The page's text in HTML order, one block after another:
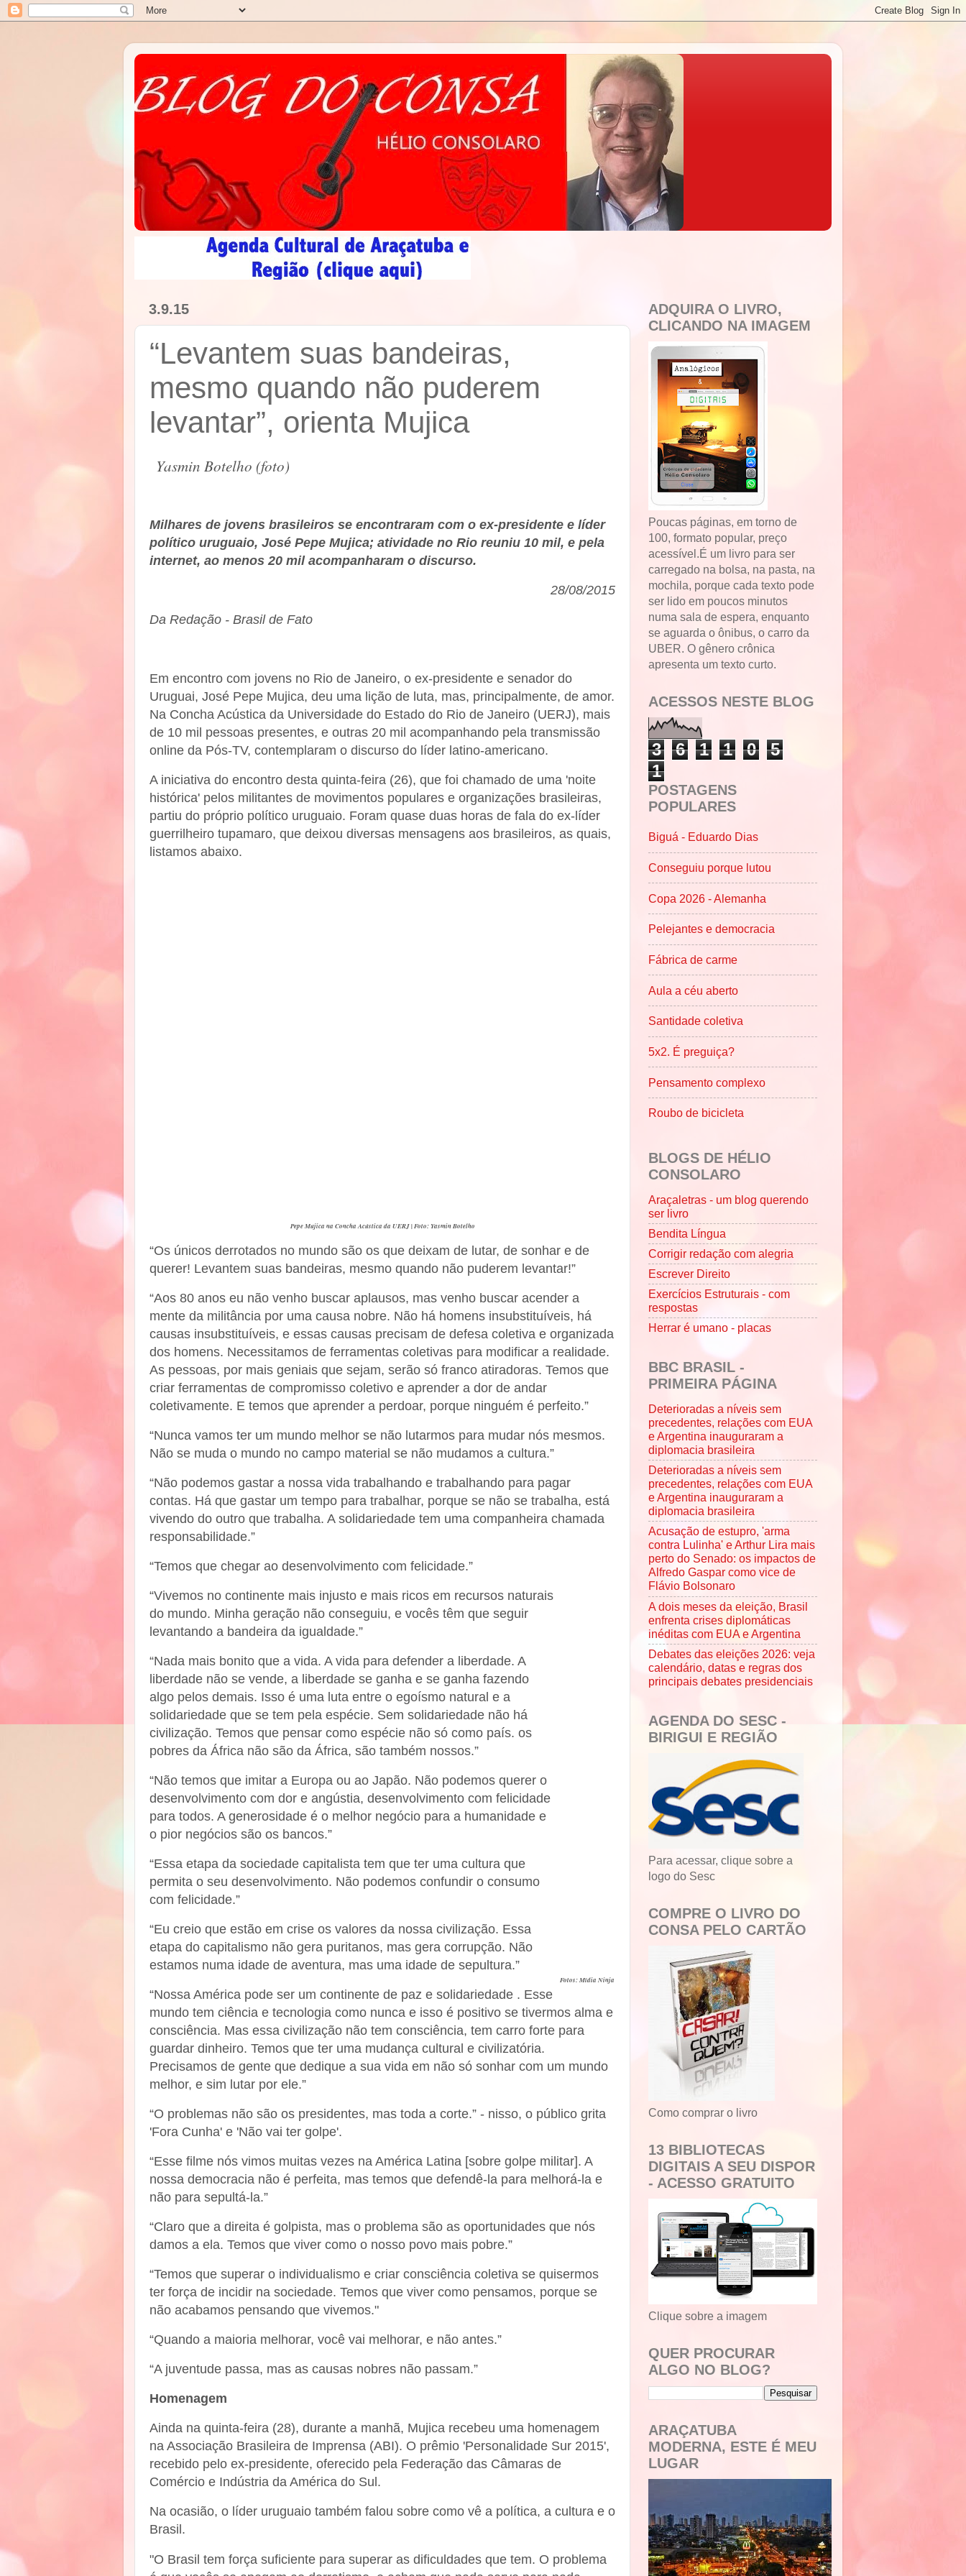
3.9.15
“Levantem suas bandeiras,
mesmo quando não puderem
levantar”, orienta Mujica
Yasmin Botelho (foto)
Milhares de jovens brasileiros se encontraram com o ex-presidente e líder
político uruguaio, José Pepe Mujica; atividade no Rio reuniu 10 mil, e pela
internet, ao menos 20 mil acompanharam o discurso.
28/08/2015
Da Redação - Brasil de Fato
Em encontro com jovens no Rio de Janeiro, o ex-presidente e senador do
Uruguai, José Pepe Mujica, deu uma lição de luta, mas, principalmente, de amor.
Na Concha Acústica da Universidade do Estado do Rio de Janeiro (UERJ), mais
de 10 mil pessoas presentes, e outras 20 mil acompanhando pela transmissão
online da Pós-TV, contemplaram o discurso do líder latino-americano.
A iniciativa do encontro desta quinta-feira (26), que foi chamado de uma 'noite
histórica' pelos militantes de movimentos populares e organizações brasileiras,
partiu do próprio político uruguaio. Foram quase duas horas de fala do ex-líder
guerrilheiro tupamaro, que deixou diversas mensagens aos brasileiros, as quais,
listamos abaixo.
Pepe Mujica na Concha Acústica da UERJ | Foto: Yasmin Botelho
“Os únicos derrotados no mundo são os que deixam de lutar, de sonhar e de
querer! Levantem suas bandeiras, mesmo quando não puderem levantar!”
“Aos 80 anos eu não venho buscar aplausos, mas venho buscar acender a
mente da militância por uma causa nobre. Não há homens insubstituíveis, há
causas insubstituíveis, e essas causas precisam de defesa coletiva e organizada
dos homens. Necessitamos de ferramentas coletivas para modificar a realidade.
As pessoas, por mais geniais que sejam, serão só franco atiradoras. Temos que
criar ferramentas de compromisso coletivo e aprender a dor de andar
coletivamente. E temos que aprender a perdoar, porque ninguém é perfeito.”
“Nunca vamos ter um mundo melhor se não lutarmos para mudar nós mesmos.
Não se muda o mundo no campo material se não mudamos a cultura.”
“Não podemos gastar a nossa vida trabalhando e trabalhando para pagar
contas. Há que gastar um tempo para trabalhar, porque se não se trabalha, está
vivendo do outro que trabalha. A solidariedade tem uma companheira chamada
responsabilidade.”
“Temos que chegar ao desenvolvimento com felicidade.”
Fotos: Mídia Ninja
“Vivemos no continente mais injusto e mais ricos em recursos naturais
do mundo. Minha geração não conseguiu, e vocês têm que seguir
levantando a bandeira da igualdade.”
“Nada mais bonito que a vida. A vida para defender a liberdade. A
liberdade não se vende, a liberdade se ganha e se ganha fazendo
algo pelos demais. Isso é uma luta entre o egoísmo natural e a
solidariedade que se tem pela espécie. Sem solidariedade não há
civilização. Temos que pensar como espécie não só como país. os
pobres da África não são da África, são também nossos.”
“Não temos que imitar a Europa ou ao Japão. Não podemos querer o
desenvolvimento com dor e angústia, desenvolvimento com felicidade
para todos. A generosidade é o melhor negócio para a humanidade e
o pior negócios são os bancos.”
“Essa etapa da sociedade capitalista tem que ter uma cultura que
permita o seu desenvolvimento. Não podemos confundir o consumo
com felicidade.”
“Eu creio que estão em crise os valores da nossa civilização. Essa
etapa do capitalismo não gera puritanos, mas gera corrupção. Não
estamos numa idade de aventura, mas uma idade de sepultura.”
“Nossa América pode ser um continente de paz e solidariedade . Esse
mundo tem ciência e tecnologia como nunca e isso é positivo se tivermos alma e
consciência. Mas essa civilização não tem consciência, tem carro forte para
guardar dinheiro. Temos que ter uma mudança cultural e civilizatória.
Precisamos de gente que dedique a sua vida em não só sonhar com um mundo
melhor, e sim lutar por ele.”
“O problemas não são os presidentes, mas toda a corte.” - nisso, o público grita
'Fora Cunha' e 'Não vai ter golpe'.
“Esse filme nós vimos muitas vezes na América Latina [sobre golpe militar]. A
nossa democracia não é perfeita, mas temos que defendê-la para melhorá-la e
não para sepultá-la.”
“Claro que a direita é golpista, mas o problema são as oportunidades que nós
damos a ela. Temos que viver como o nosso povo mais pobre.”
“Temos que superar o individualismo e criar consciência coletiva se quisermos
ter força de incidir na sociedade. Temos que viver como pensamos, porque se
não acabamos pensando que vivemos."
“Quando a maioria melhorar, você vai melhorar, e não antes.”
“A juventude passa, mas as causas nobres não passam.”
Homenagem
Ainda na quinta-feira (28), durante a manhã, Mujica recebeu uma homenagem
na Associação Brasileira de Imprensa (ABI). O prêmio 'Personalidade Sur 2015',
recebido pelo ex-presidente, oferecido pela Federação das Câmaras de
Comércio e Indústria da América do Sul.
Na ocasião, o líder uruguaio também falou sobre como vê a política, a cultura e o
Brasil.
"O Brasil tem força suficiente para superar as dificuldades que tem. O problema
ADQUIRA O LIVRO,
CLICANDO NA IMAGEM
Poucas páginas, em torno de
100, formato popular, preço
acessível.É um livro para ser
carregado na bolsa, na pasta, na
mochila, porque cada texto pode
ser lido em poucos minutos
numa sala de espera, enquanto
se aguarda o ônibus, o carro da
UBER. O gênero crônica
apresenta um texto curto.
ACESSOS NESTE BLOG
3 6 1 1 0
5
1
POSTAGENS
POPULARES
Biguá - Eduardo Dias
Conseguiu porque lutou
Copa 2026 - Alemanha
Pelejantes e democracia
Fábrica de carme
Aula a céu aberto
Santidade coletiva
5x2. É preguiça?
Pensamento complexo
Roubo de bicicleta
BLOGS DE HÉLIO
CONSOLARO
Araçaletras - um blog querendo
ser livro
Bendita Língua
Corrigir redação com alegria
Escrever Direito
Exercícios Estruturais - com
respostas
Herrar é umano - placas
BBC BRASIL -
PRIMEIRA PÁGINA
Deterioradas a níveis sem
precedentes, relações com EUA
e Argentina inauguraram a
diplomacia brasileira
Deterioradas a níveis sem
precedentes, relações com EUA
e Argentina inauguraram a
diplomacia brasileira
Acusação de estupro, 'arma
contra Lulinha' e Arthur Lira mais
perto do Senado: os impactos de
Alfredo Gaspar como vice de
Flávio Bolsonaro
A dois meses da eleição, Brasil
enfrenta crises diplomáticas
inéditas com EUA e Argentina
Debates das eleições 2026: veja
calendário, datas e regras dos
principais debates presidenciais
AGENDA DO SESC -
BIRIGUI E REGIÃO
Para acessar, clique sobre a
logo do Sesc
COMPRE O LIVRO DO
CONSA PELO CARTÃO
Como comprar o livro
13 BIBLIOTECAS
DIGITAIS A SEU DISPOR
- ACESSO GRATUITO
Clique sobre a imagem
QUER PROCURAR
ALGO NO BLOG?
ARAÇATUBA
MODERNA, ESTE É MEU
LUGAR